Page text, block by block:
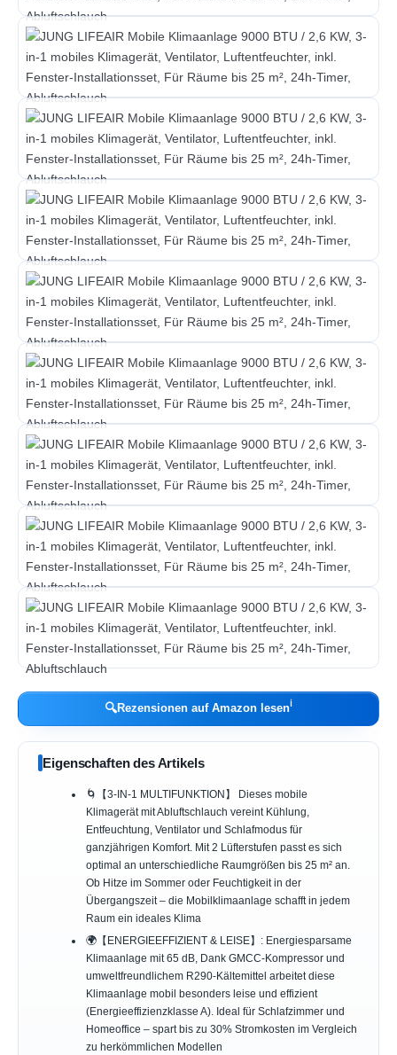
🔍Rezensionen auf Amazon lesenℹ︎
Eigenschaften des Artikels
🌀【3-IN-1 MULTIFUNKTION】 Dieses mobile
Klimagerät mit Abluftschlauch vereint Kühlung,
Entfeuchtung, Ventilator und Schlafmodus für
ganzjährigen Komfort. Mit 2 Lüfterstufen passt es sich
optimal an unterschiedliche Raumgrößen bis 25 m² an.
Ob Hitze im Sommer oder Feuchtigkeit in der
Übergangszeit – die Mobilklimaanlage schafft in jedem
Raum ein ideales Klima
🌍【ENERGIEEFFIZIENT & LEISE】: Energiesparsame
Klimaanlage mit 65 dB, Dank GMCC-Kompressor und
umweltfreundlichem R290-Kältemittel arbeitet diese
Klimaanlage mobil besonders leise und effizient
(Energieeffizienzklasse A). Ideal für Schlafzimmer und
Homeoffice – spart bis zu 30% Stromkosten im Vergleich
zu herkömmlichen Modellen